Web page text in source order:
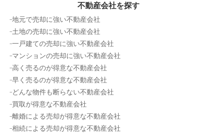
不動産会社を探す
地元で売却に強い不動産会社
土地の売却に強い不動産会社
一戸建ての売却に強い不動産会社
マンションの売却に強い不動産会社
高く売るのが得意な不動産会社
早く売るのが得意な不動産会社
どんな物件も断らない不動産会社
買取が得意な不動産会社
離婚による売却が得意な不動産会社
相続による売却が得意な不動産会社